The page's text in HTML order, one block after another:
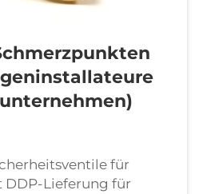
für
DDP-Lieferung für